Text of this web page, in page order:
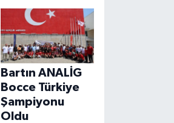
Bartın ANALİG
Bocce Türkiye
Şampiyonu
Oldu